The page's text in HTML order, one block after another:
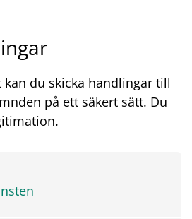
du skicka handlingar till
på ett säkert sätt. Du